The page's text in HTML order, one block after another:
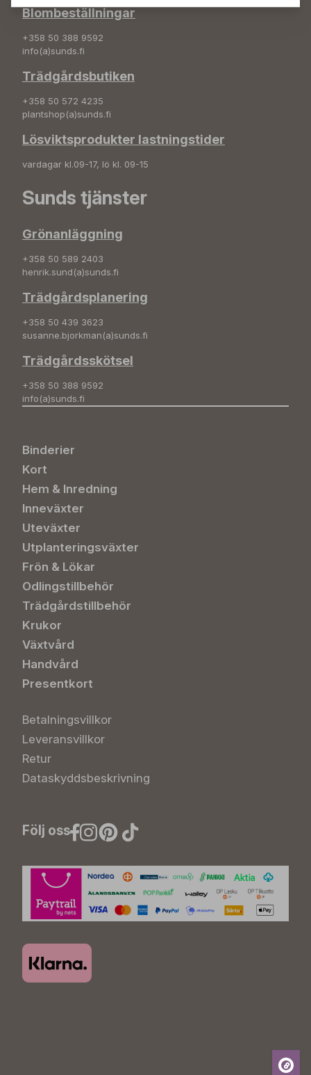
Blombeställningar
+358 50 388 9592
info(a)sunds.fi
Trädgårdsbutiken
+358 50 572 4235
plantshop(a)sunds.fi
Lösviktsprodukter lastningstider
vardagar kl.09-17, lö kl. 09-15
Sunds tjänster
Grönanläggning
+358 50 589 2403
henrik.sund(a)sunds.fi
Trädgårdsplanering
+358 50 439 3623
susanne.bjorkman(a)sunds.fi
Trädgårdsskötsel
+358 50 388 9592
info(a)sunds.fi
Binderier
Kort
Hem & Inredning
Inneväxter
Uteväxter
Utplanteringsväxter
Frön & Lökar
Odlingstillbehör
Trädgårdstillbehör
Krukor
Växtvård
Handvård
Presentkort
Betalningsvillkor
Leveransvillkor
Retur
Dataskyddsbeskrivning
Följ oss